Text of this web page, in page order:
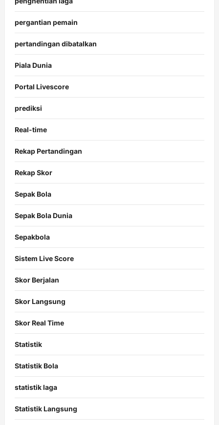
pergantian pemain
pertandingan dibatalkan
Piala Dunia
Portal Livescore
prediksi
Real-time
Rekap Pertandingan
Rekap Skor
Sepak Bola
Sepak Bola Dunia
Sepakbola
Sistem Live Score
Skor Berjalan
Skor Langsung
Skor Real Time
Statistik
Statistik Bola
statistik laga
Statistik Langsung